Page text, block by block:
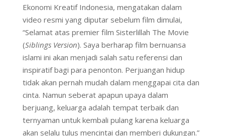
Ekonomi Kreatif Indonesia, mengatakan dalam
video resmi yang diputar sebelum film dimulai,
“Selamat atas premier film Sisterlillah The Movie
(Siblings Version). Saya berharap film bernuansa
islami ini akan menjadi salah satu referensi dan
inspiratif bagi para penonton. Perjuangan hidup
tidak akan pernah mudah dalam menggapai cita dan
cinta. Namun seberat apapun upaya dalam
berjuang, keluarga adalah tempat terbaik dan
ternyaman untuk kembali pulang karena keluarga
akan selalu tulus mencintai dan memberi dukungan.”